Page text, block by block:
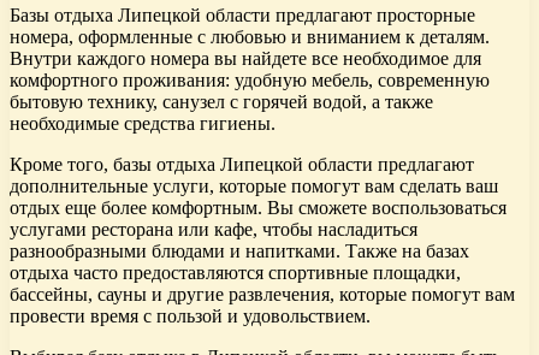
Базы отдыха Липецкой области предлагают просторные
номера, оформленные с любовью и вниманием к деталям.
Внутри каждого номера вы найдете все необходимое для
комфортного проживания: удобную мебель, современную
бытовую технику, санузел с горячей водой, а также
необходимые средства гигиены.
Кроме того, базы отдыха Липецкой области предлагают
дополнительные услуги, которые помогут вам сделать ваш
отдых еще более комфортным. Вы сможете воспользоваться
услугами ресторана или кафе, чтобы насладиться
разнообразными блюдами и напитками. Также на базах
отдыха часто предоставляются спортивные площадки,
бассейны, сауны и другие развлечения, которые помогут вам
провести время с пользой и удовольствием.